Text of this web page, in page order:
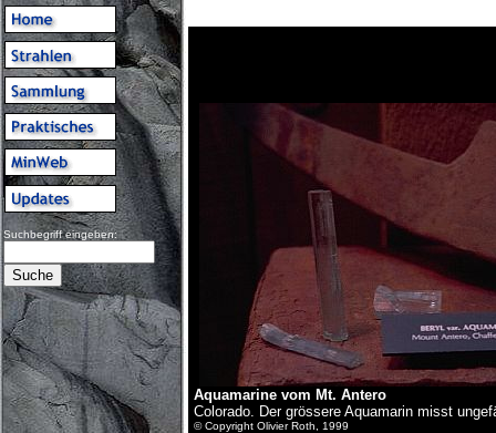
Suchbegriff eingeben:
Aquamarine vom Mt. Antero
Colorado. Der grössere Aquamarin misst
© Copyright Olivier Roth, 1999